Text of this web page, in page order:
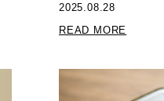
2025.08.28
READ MORE